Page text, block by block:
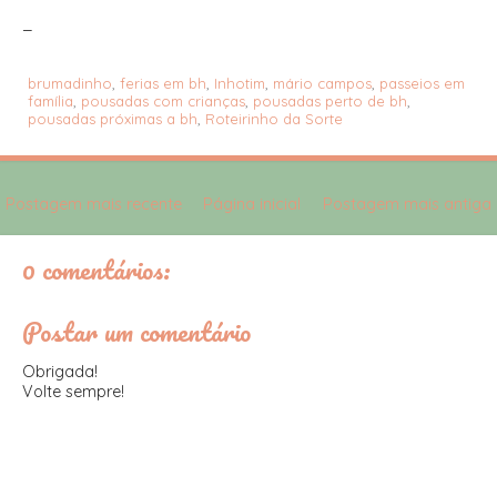
brumadinho ferias em bh Inhotim mário campos passeios em
família pousadas com crianças pousadas perto de bh
pousadas próximas a bh Roteirinho da Sorte
Postagem mais recente Postagem mais antiga
Página inicial
0 comentários:
Postar um comentário
Obrigada!
Volte sempre!